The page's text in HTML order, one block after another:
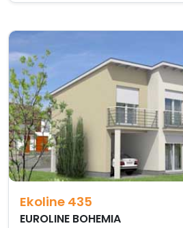
Ekoline 435
EUROLINE BOHEMIA